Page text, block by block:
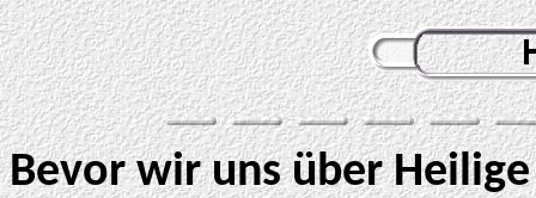
Bevor wir uns über